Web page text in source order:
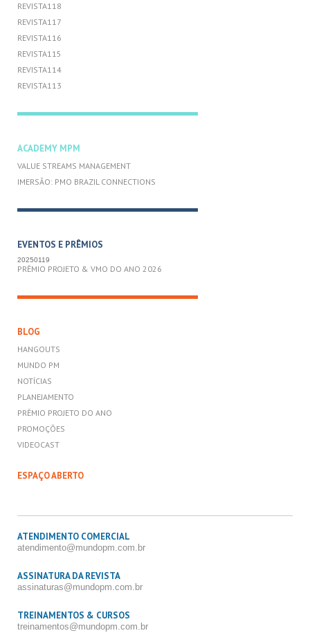
REVISTA118
REVISTA117
REVISTA116
REVISTA115
REVISTA114
REVISTA113
ACADEMY MPM
VALUE STREAMS MANAGEMENT
IMERSÃO: PMO BRAZIL CONNECTIONS
EVENTOS E PRÊMIOS
20250119
PRÊMIO PROJETO & VMO DO ANO 2026
BLOG
HANGOUTS
MUNDO PM
NOTÍCIAS
PLANEJAMENTO
PRÊMIO PROJETO DO ANO
PROMOÇÕES
VIDEOCAST
ESPAÇO ABERTO
ATENDIMENTO COMERCIAL
atendimento@mundopm.com.br
ASSINATURA DA REVISTA
assinaturas@mundopm.com.br
TREINAMENTOS & CURSOS
treinamentos@mundopm.com.br